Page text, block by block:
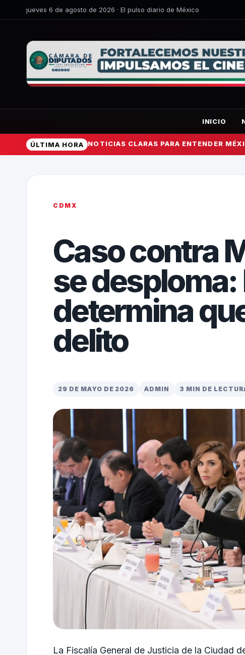
jueves 6 de agosto de 2026 · El pulso diario de México
INICIO
ÚLTIMA HORA NOTICIAS CLARAS PARA ENTENDER
CDMX
Caso contra
se desploma:
determina
delito
29 DE MAYO DE 2026 ADMIN 3 MIN DE
La Fiscalía General de Justicia de la Ciudad